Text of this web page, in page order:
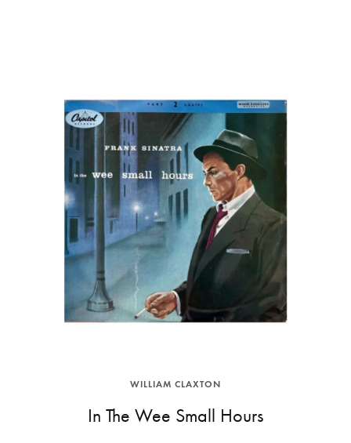
WILLIAM CLAXTON
In The Wee Small Hours